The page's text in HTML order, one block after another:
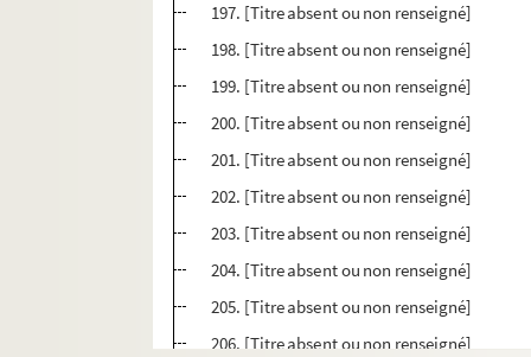
197. [Titre absent ou non renseigné]
198. [Titre absent ou non renseigné]
199. [Titre absent ou non renseigné]
200. [Titre absent ou non renseigné]
201. [Titre absent ou non renseigné]
202. [Titre absent ou non renseigné]
203. [Titre absent ou non renseigné]
204. [Titre absent ou non renseigné]
205. [Titre absent ou non renseigné]
206. [Titre absent ou non renseigné]